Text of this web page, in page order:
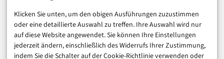
Klicken Sie unten, um den obigen Ausführungen zuzustimmen
oder eine detaillierte Auswahl zu treffen. Ihre Auswahl wird nur
auf diese Website angewendet. Sie können Ihre Einstellungen
jederzeit ändern, einschließlich des Widerrufs Ihrer Zustimmung,
indem Sie die Schalter auf der Cookie-Richtlinie verwenden oder
Magazin
Unsere Redaktion
Werbeformate & Media Kit